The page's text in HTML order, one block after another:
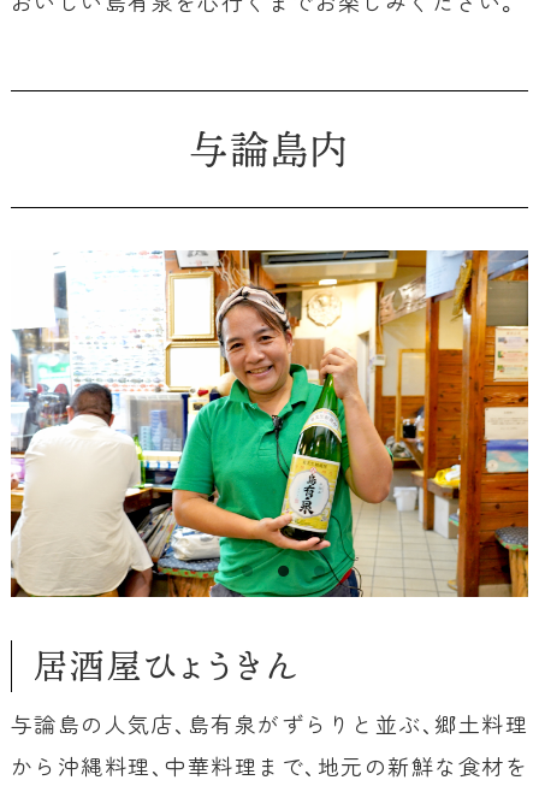
与論島内
居酒屋ひょうきん
与論島の人気店、島有泉がずらりと並ぶ、郷土料理
から沖縄料理、中華料理まで、地元の新鮮な食材を